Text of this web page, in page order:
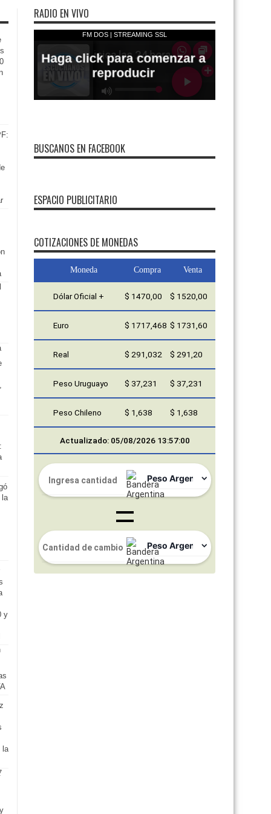
la
y
la
RADIO EN VIVO
BUSCANOS EN FACEBOOK
ESPACIO PUBLICITARIO
FMDOS
COTIZACIONES DE MONEDAS
Moneda Compra Venta
Dólar Oficial + $ 1470,00 $ 1520,00
Euro $ 1717,468 $ 1731,60
Real $ 291,032 $ 291,20
Peso Uruguayo $ 37,231 $ 37,231
Peso Chileno $ 1,638 $ 1,638
Actualizado: 05/08/2026 13:57:00